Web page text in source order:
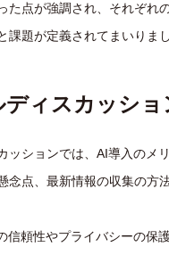
た点が強調され、それぞれ
課題が定義されてまいりまし
ディスカッショ
ッションでは、AI導入のメ
念点、最新情報の収集の方
信頼性やプライバシーの保